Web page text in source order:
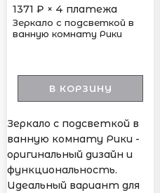
1371 ₽ × 4 платежа
Зеркало с подсветкой в
ванную комнату Рики
В КОРЗИНУ
Зеркало с подсветкой в
ванную комнату Рики -
оригинальный дизайн и
функциональность.
Идеальный вариант для